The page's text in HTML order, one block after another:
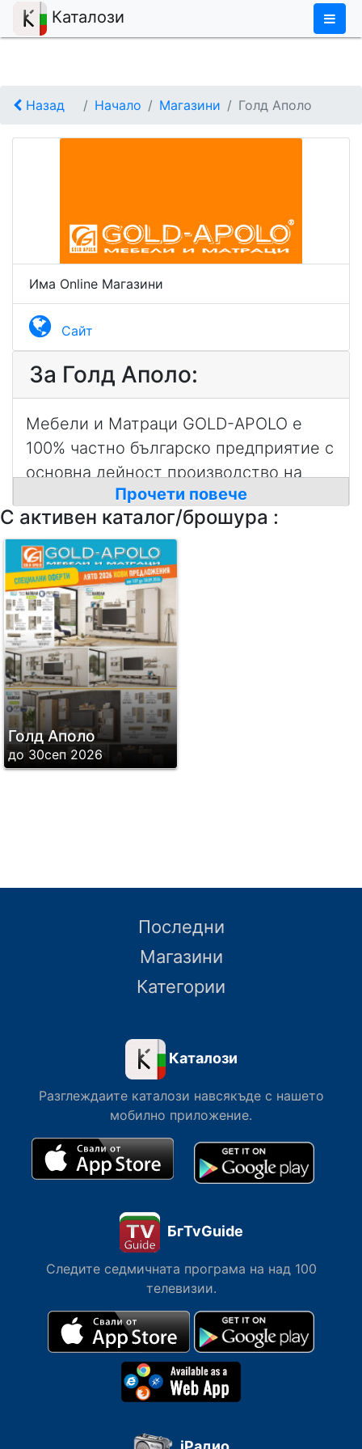
Каталози ×
Назад Начало Магазини Голд Аполо
Има Online Магазини
Сайт
За Голд Аполо:
Мебели и Матраци GOLD-APOLO е
100% частно българско предприятие с
основна дейност производство на
корпусни мебели, мека мебел и
матраци. Намира се в град Русе, на
брега на река Дунав. Градът е
известен с традиции в мебелното
производство, датиращи от 20 век.
Собственик на мебелна фабрика
GOLD-APOLO е "ГОЛД–АПОЛО" ООД.
Прочети повече
С активен каталог/брошура :
Голд Аполо
до 30сеп 2026
Последни
Магазини
Категории
Каталози
Разглеждаите каталози навсякъде с нашето
мобилно приложение.
БгTvGuide
Следите седмичната програма на над 100
телевизии.